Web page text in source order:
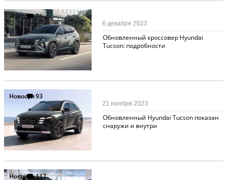
Новости76
Обновленный кроссовер Hyundai
Tucson: подробности
6 декабря 2023
Новости93
Обновленный Hyundai Tucson показан
снаружи и внутри
21 ноября 2023
Новости117